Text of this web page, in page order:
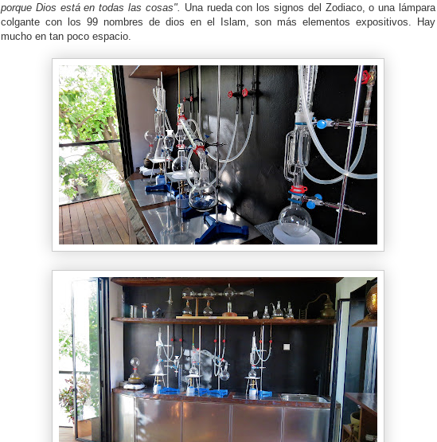
porque Dios está en todas las cosas". Una rueda con los signos del Zodiaco, o una lámpara
colgante con los 99 nombres de dios en el Islam, son más elementos expositivos. Hay
mucho en tan poco espacio.